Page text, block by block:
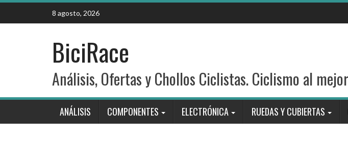
Skip
content
8 agosto, 2026
BiciRace
Análisis, Ofertas y Chollos Ciclistas. Ciclismo al
ANÁLISIS COMPONENTES ELECTRÓNICA RUEDAS Y CUBIERTAS